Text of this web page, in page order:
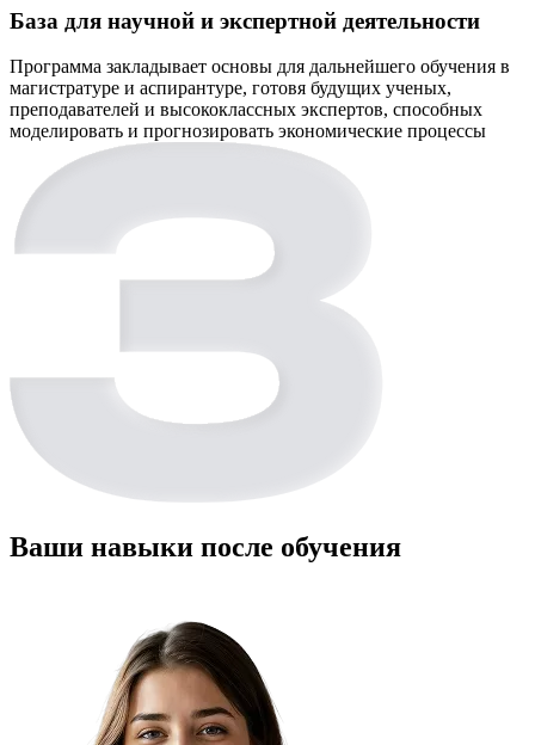
База для научной и экспертной деятельности
Программа закладывает основы для дальнейшего обучения в
магистратуре и аспирантуре, готовя будущих ученых,
преподавателей и высококлассных экспертов, способных
моделировать и прогнозировать экономические процессы
Ваши навыки после обучения